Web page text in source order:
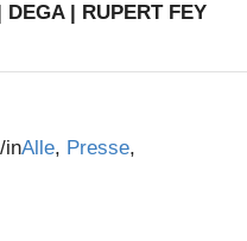
DEGA | RUPERT FEY
/inAlle, Presse,